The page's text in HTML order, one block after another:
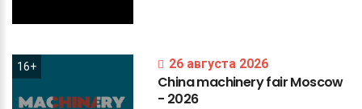
16+ 26 августа 2026
ChinamachineryfairMoscow
- 2026